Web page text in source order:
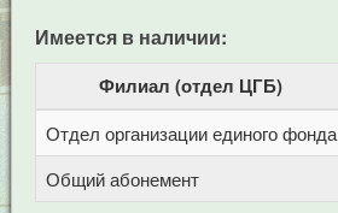
Имеется в наличии:
Филиал (отдел ЦГБ)
Отдел организации единого фонда
Общий абонемент